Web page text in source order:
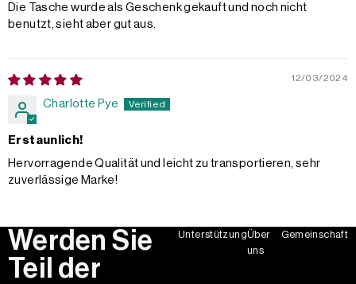
Die Tasche wurde als Geschenk gekauft und noch nicht
benutzt, sieht aber gut aus.
12/03/2024
Charlotte Pye
Erstaunlich!
Hervorragende Qualität und leicht zu transportieren, sehr
zuverlässige Marke!
Werden Sie
Teil der
UnterstützungÜber
uns
Gemeinschaft